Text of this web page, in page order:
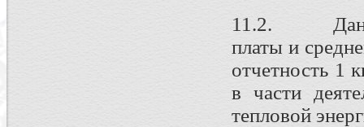
11.2.
платы и
отчетность 1
в части
тепловой